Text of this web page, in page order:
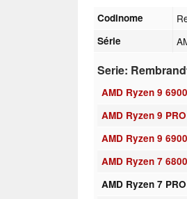
Codinome
Série
Serie:
AMD Ryzen 9
AMD Ryzen 9
AMD Ryzen 9
AMD Ryzen 7
AMD Ryzen 7